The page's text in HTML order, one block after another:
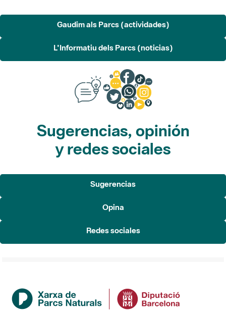
Gaudim als Parcs (actividades)
L'Informatiu dels Parcs (noticias)
Sugerencias, opinión
y redes sociales
Sugerencias
Opina
Redes sociales